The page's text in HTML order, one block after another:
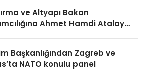
ve Altyapı Bakan
Ahmet Hamdi Atalay
Başkanlığından Zagreb ve
NATO konulu panel